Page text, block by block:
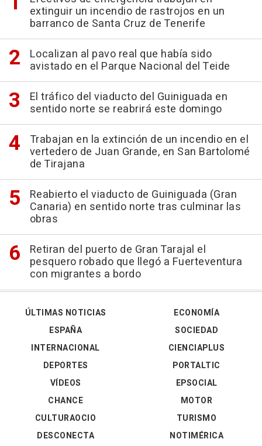
extinguir un incendio de rastrojos en un
barranco de Santa Cruz de Tenerife
Localizan al pavo real que había sido
avistado en el Parque Nacional del Teide
El tráfico del viaducto del Guiniguada en
sentido norte se reabrirá este domingo
Trabajan en la extinción de un incendio en el
vertedero de Juan Grande, en San Bartolomé
de Tirajana
Reabierto el viaducto de Guiniguada (Gran
Canaria) en sentido norte tras culminar las
obras
Retiran del puerto de Gran Tarajal el
pesquero robado que llegó a Fuerteventura
con migrantes a bordo
ÚLTIMAS NOTICIAS
ESPAÑA
INTERNACIONAL
DEPORTES
VÍDEOS
ECONOMÍA
SOCIEDAD
CIENCIAPLUS
PORTALTIC
EPSOCIAL
CHANCE
CULTURAOCIO
DESCONECTA
MOTOR
TURISMO
NOTIMÉRICA